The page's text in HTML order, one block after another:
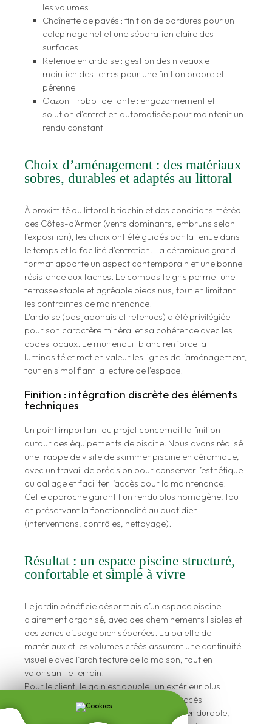
les volumes
Chaînette de pavés : finition de bordures pour un
calepinage net et une séparation claire des
surfaces
Retenue en ardoise : gestion des niveaux et
maintien des terres pour une finition propre et
pérenne
Gazon + robot de tonte : engazonnement et
solution d’entretien automatisée pour maintenir un
rendu constant
Choix d’aménagement : des matériaux
sobres, durables et adaptés au littoral
À proximité du littoral briochin et des conditions météo
des Côtes-d’Armor (vents dominants, embruns selon
l’exposition), les choix ont été guidés par la tenue dans
le temps et la facilité d’entretien. La céramique grand
format apporte un aspect contemporain et une bonne
résistance aux taches. Le composite gris permet une
terrasse stable et agréable pieds nus, tout en limitant
les contraintes de maintenance.
L’ardoise (pas japonais et retenues) a été privilégiée
pour son caractère minéral et sa cohérence avec les
codes locaux. Le mur enduit blanc renforce la
luminosité et met en valeur les lignes de l’aménagement,
tout en simplifiant la lecture de l’espace.
Finition : intégration discrète des éléments
techniques
Un point important du projet concernait la finition
autour des équipements de piscine. Nous avons réalisé
une trappe de visite de skimmer piscine en céramique,
avec un travail de précision pour conserver l’esthétique
du dallage et faciliter l’accès pour la maintenance.
Cette approche garantit un rendu plus homogène, tout
en préservant la fonctionnalité au quotidien
(interventions, contrôles, nettoyage).
Résultat : un espace piscine structuré,
confortable et simple à vivre
Le jardin bénéficie désormais d’un espace piscine
clairement organisé, avec des cheminements lisibles et
des zones d’usage bien séparées. La palette de
matériaux et les volumes créés assurent une continuité
visuelle avec l’architecture de la maison, tout en
valorisant le terrain.
Pour le client, le gain est double : un extérieur plus
fonctionnel (circulations, rangements, accès
techniques) et un aménagement paysager durable,